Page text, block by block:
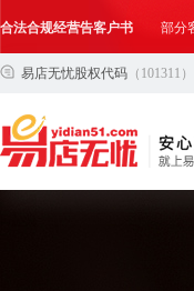
合法合规经营告客户书 部分
网络店铺合法经营告诫书 为确
易店无忧股权代码 （101311）